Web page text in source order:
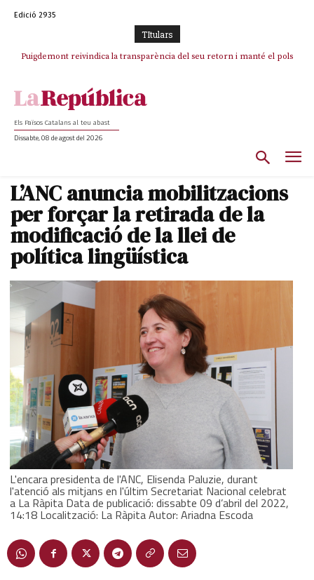
Edició 2935
TItulars
Puigdemont reivindica la transparència del seu retorn i manté el pols
Portugal acusa Espanya de provocar un “efecte crida” massiu per la seva
Els Països Catalans al teu abast
Dissabte, 08 de agost del 2026
L’ANC anuncia mobilitzacions
per forçar la retirada de la
modificació de la llei de
política lingüística
L'encara presidenta de l'ANC, Elisenda Paluzie, durant
l'atenció als mitjans en l'últim Secretariat Nacional celebrat
a La Ràpita Data de publicació: dissabte 09 d’abril del 2022,
14:18 Localització: La Ràpita Autor: Ariadna Escoda